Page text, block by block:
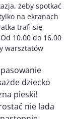
żeby spotkać
na ekranach
trafi się
10.00 do 16.00
warsztatów
dziecko
pieski!
nie lada